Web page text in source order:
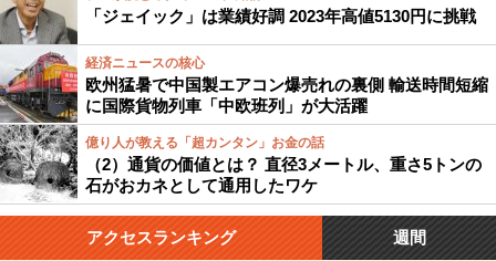
「ジェイック」は業績好調 2023年高値5130円に挑戦
経済ニュースの核心
欧州猛暑で中国製エアコン爆売れの裏側 輸送時間短縮
に国際貨物列車「中欧班列」が大活躍
億り人が教える「超カンタン」お金の話
（2）通貨の価値とは？ 直径3メートル、重さ5トンの
石がおカネとして通用したワケ
アクセスランキング 週間